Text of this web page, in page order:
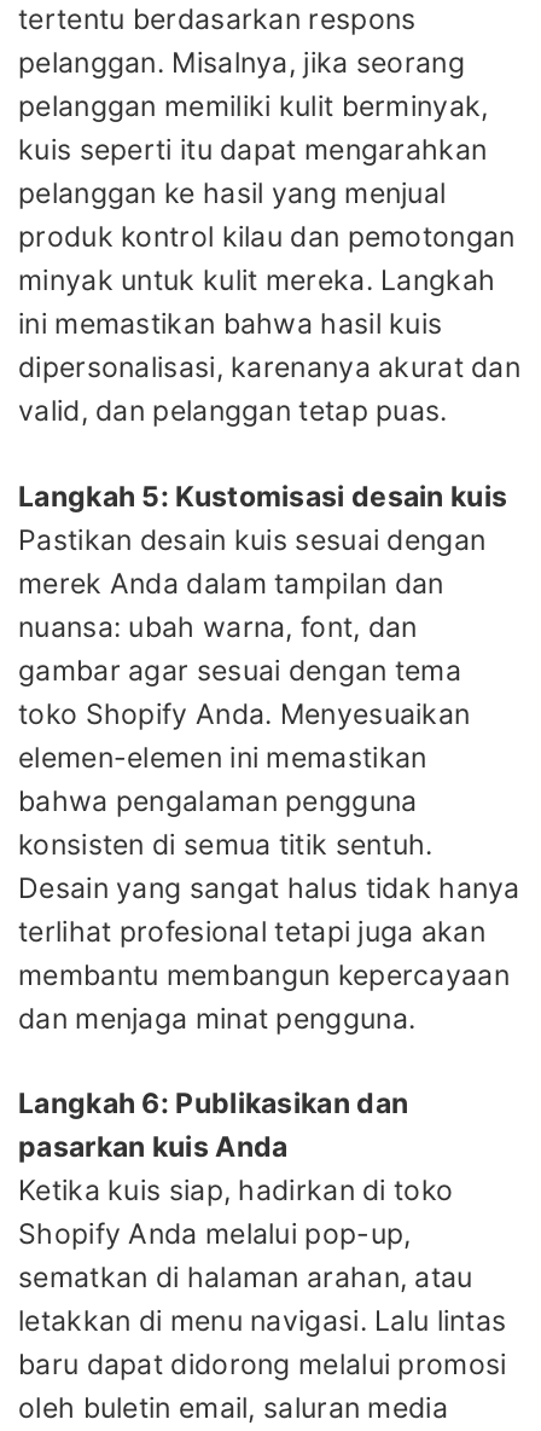
tertentu berdasarkan respons
pelanggan. Misalnya, jika seorang
pelanggan memiliki kulit berminyak,
kuis seperti itu dapat mengarahkan
pelanggan ke hasil yang menjual
produk kontrol kilau dan pemotongan
minyak untuk kulit mereka. Langkah
ini memastikan bahwa hasil kuis
dipersonalisasi, karenanya akurat dan
valid, dan pelanggan tetap puas.
Langkah 5: Kustomisasi desain kuis
Pastikan desain kuis sesuai dengan
merek Anda dalam tampilan dan
nuansa: ubah warna, font, dan
gambar agar sesuai dengan tema
toko Shopify Anda. Menyesuaikan
elemen-elemen ini memastikan
bahwa pengalaman pengguna
konsisten di semua titik sentuh.
Desain yang sangat halus tidak hanya
terlihat profesional tetapi juga akan
membantu membangun kepercayaan
dan menjaga minat pengguna.
Langkah 6: Publikasikan dan
pasarkan kuis Anda
Ketika kuis siap, hadirkan di toko
Shopify Anda melalui pop-up,
sematkan di halaman arahan, atau
letakkan di menu navigasi. Lalu lintas
baru dapat didorong melalui promosi
oleh buletin email, saluran media